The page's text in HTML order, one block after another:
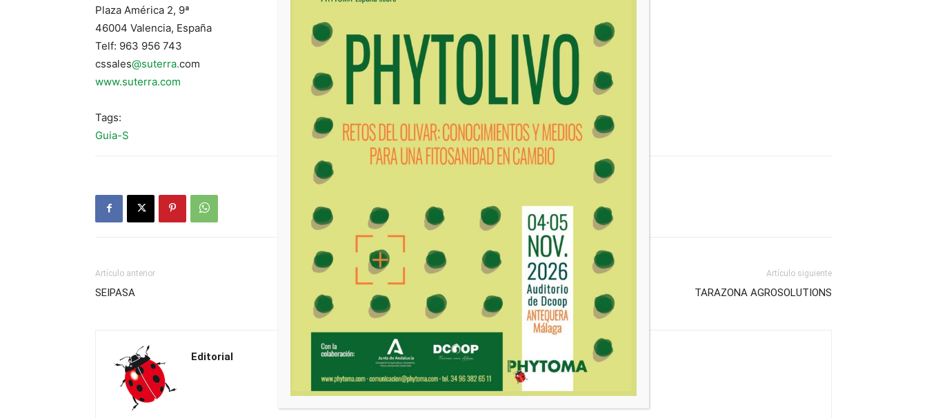
Plaza América 2, 9ª
46004 Valencia, España
Telf: 963 956 743
cssales@suterra.com
www.suterra.com
Tags:
Guia-S
Artículo anterior
SEIPASA
Artículo siguiente
TARAZONA AGROSOLUTIONS
Editorial